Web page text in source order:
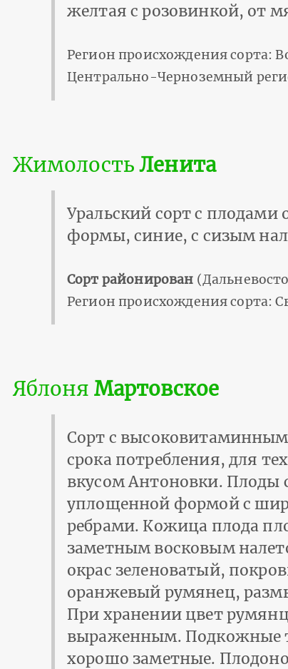
желтая с розовинкой, от
Регион происхождения сорта:
Центрально-Черноземный
ЖимолостьЛенита
Уральский сорт с плодами
формы, синие, с сизым
Сорт районирован
Регион происхождения сорта:
Яблоня Мартовское
Сорт с
срока потребления, для
вкусом Антоновки. Плоды
уплощенной формой с
ребрами. Кожица плода
заметным восковым
окрас зеленоватый,
оранжевый румянец,
При хранении цвет
выраженным. Подкожные
хорошо заметные.